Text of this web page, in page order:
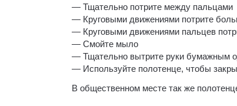
— Тщательно потрите между пальцами
— Круговыми движениями потрите
— Круговыми движениями пальцев
— Смойте мыло
— Тщательно вытрите руки бумажным
— Используйте полотенце, чтобы
В общественном месте так же